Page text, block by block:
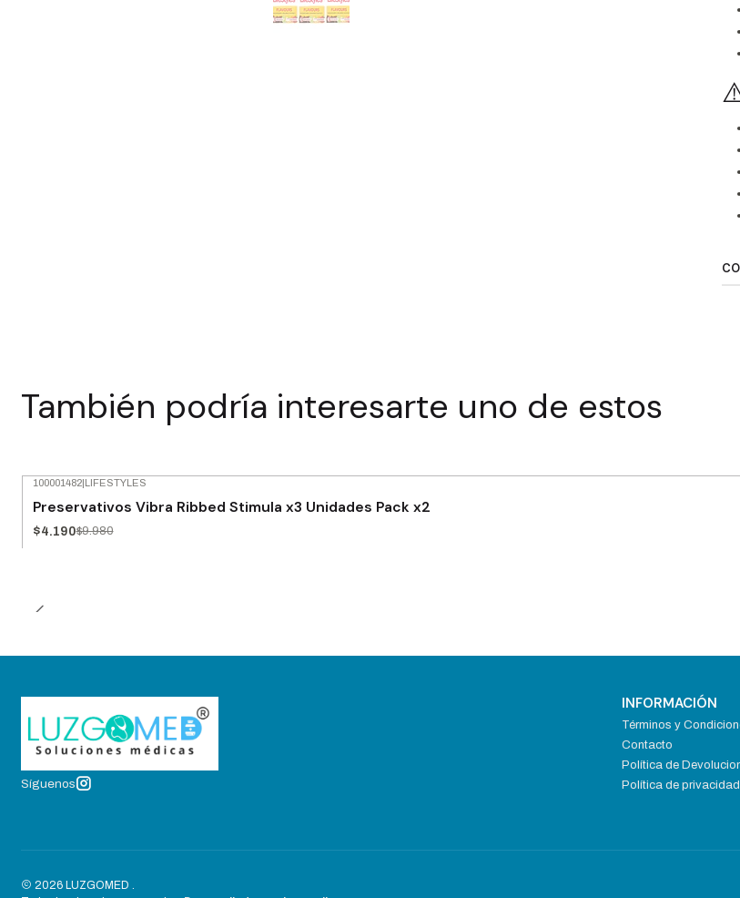
También podría interesarte uno de estos
100001482|LIFESTYLES
Preservativos Vibra Ribbed Stimula x3 Unidades Pack x2
$4.190$9.980
Síguenos
INFORMACIÓN
Términos y
Contacto
Política de
Política de privacidad
2026 LUZGOMED .